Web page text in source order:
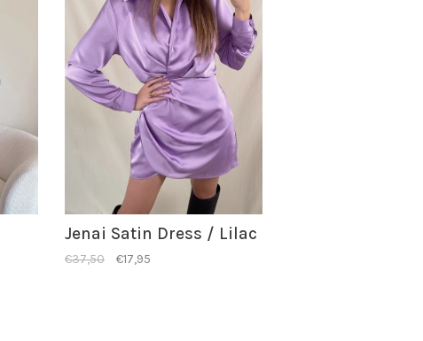
Jenai Satin Dress / Lilac
€37,50 €17,95